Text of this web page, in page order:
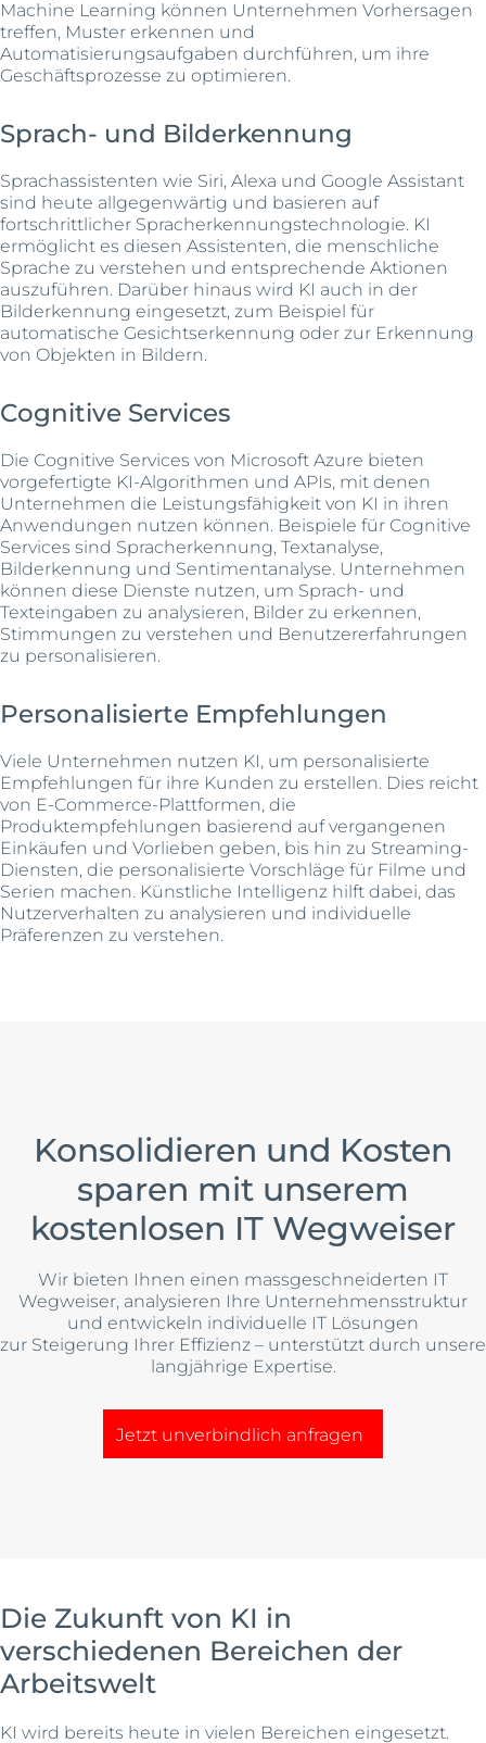
Machine Learning können Unternehmen Vorhersagen
treffen, Muster erkennen und
Automatisierungsaufgaben durchführen, um ihre
Geschäftsprozesse zu optimieren.
Sprach- und Bilderkennung
Sprachassistenten wie Siri, Alexa und Google Assistant
sind heute allgegenwärtig und basieren auf
fortschrittlicher Spracherkennungstechnologie. KI
ermöglicht es diesen Assistenten, die menschliche
Sprache zu verstehen und entsprechende Aktionen
auszuführen. Darüber hinaus wird KI auch in der
Bilderkennung eingesetzt, zum Beispiel für
automatische Gesichtserkennung oder zur Erkennung
von Objekten in Bildern.
Cognitive Services
Die Cognitive Services von Microsoft Azure bieten
vorgefertigte KI-Algorithmen und APIs, mit denen
Unternehmen die Leistungsfähigkeit von KI in ihren
Anwendungen nutzen können. Beispiele für Cognitive
Services sind Spracherkennung, Textanalyse,
Bilderkennung und Sentimentanalyse. Unternehmen
können diese Dienste nutzen, um Sprach- und
Texteingaben zu analysieren, Bilder zu erkennen,
Stimmungen zu verstehen und Benutzererfahrungen
zu personalisieren.
Personalisierte Empfehlungen
Viele Unternehmen nutzen KI, um personalisierte
Empfehlungen für ihre Kunden zu erstellen. Dies reicht
von E-Commerce-Plattformen, die
Produktempfehlungen basierend auf vergangenen
Einkäufen und Vorlieben geben, bis hin zu Streaming-
Diensten, die personalisierte Vorschläge für Filme und
Serien machen. Künstliche Intelligenz hilft dabei, das
Nutzerverhalten zu analysieren und individuelle
Präferenzen zu verstehen.
Konsolidieren und Kosten
sparen mit unserem
kostenlosen IT Wegweiser
Wir bieten Ihnen einen massgeschneiderten IT
Wegweiser, analysieren Ihre Unternehmensstruktur
und entwickeln individuelle IT Lösungen
zur Steigerung Ihrer Effizienz – unterstützt durch unsere
langjährige Expertise.
Jetzt unverbindlich anfragen
Die Zukunft von KI in
verschiedenen Bereichen der
Arbeitswelt
KI wird bereits heute in vielen Bereichen eingesetzt.